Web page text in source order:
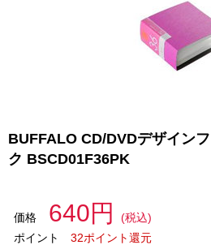
BUFFALO CD/DVDデザイン
ク BSCD01F36PK
価格 640円
(税込)
ポイント
32ポイント還元